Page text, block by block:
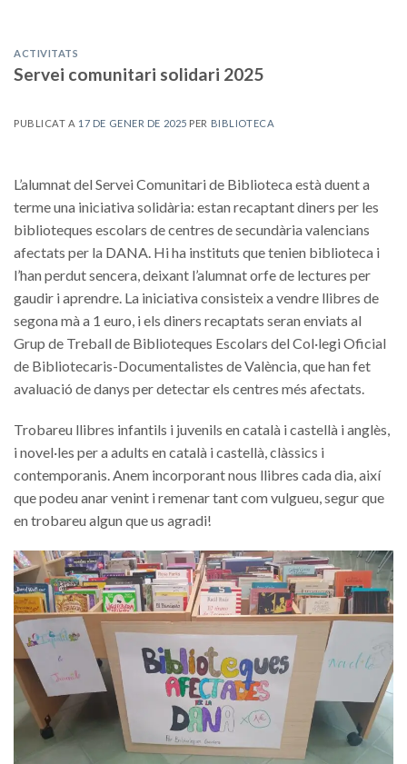
ACTIVITATS
Servei comunitari solidari 2025
PUBLICAT A 17 DE GENER DE 2025 PER BIBLIOTECA
L’alumnat del Servei Comunitari de Biblioteca està duent a
terme una iniciativa solidària: estan recaptant diners per les
biblioteques escolars de centres de secundària valencians
afectats per la DANA. Hi ha instituts que tenien biblioteca i
l’han perdut sencera, deixant l’alumnat orfe de lectures per
gaudir i aprendre. La iniciativa consisteix a vendre llibres de
segona mà a 1 euro, i els diners recaptats seran enviats al
Grup de Treball de Biblioteques Escolars del Col·legi Oficial
de Bibliotecaris-Documentalistes de València, que han fet
avaluació de danys per detectar els centres més afectats.
Trobareu llibres infantils i juvenils en català i castellà i anglès,
i novel·les per a adults en català i castellà, clàssics i
contemporanis. Anem incorporant nous llibres cada dia, així
que podeu anar venint i remenar tant com vulgueu, segur que
en trobareu algun que us agradi!